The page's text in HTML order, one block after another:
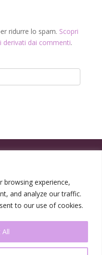
browsing experience,
and analyze our traffic.
to our use of cookies.
All
ridurre lo spam. Scopri
derivati dai commenti.